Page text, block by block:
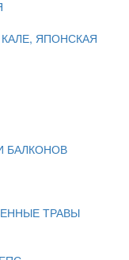
ЯПОНСКАЯ
БАЛКОНОВ
ТРАВЫ